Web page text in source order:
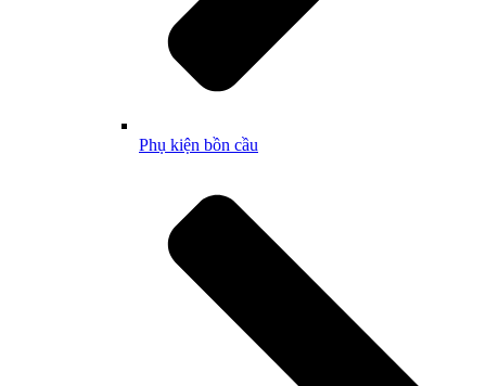
Phụ kiện bồn cầu